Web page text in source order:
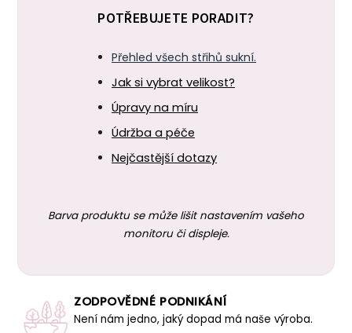
POTŘEBUJETE PORADIT?
Přehled všech střihů sukní.
Jak si vybrat velikost?
Úpravy na míru
Údržba a péče
Nejčastější dotazy
Barva produktu se může lišit nastavením vašeho
monitoru či displeje.
ZODPOVĚDNÉ PODNIKÁNÍ
Není nám jedno, jaký dopad má naše výroba.